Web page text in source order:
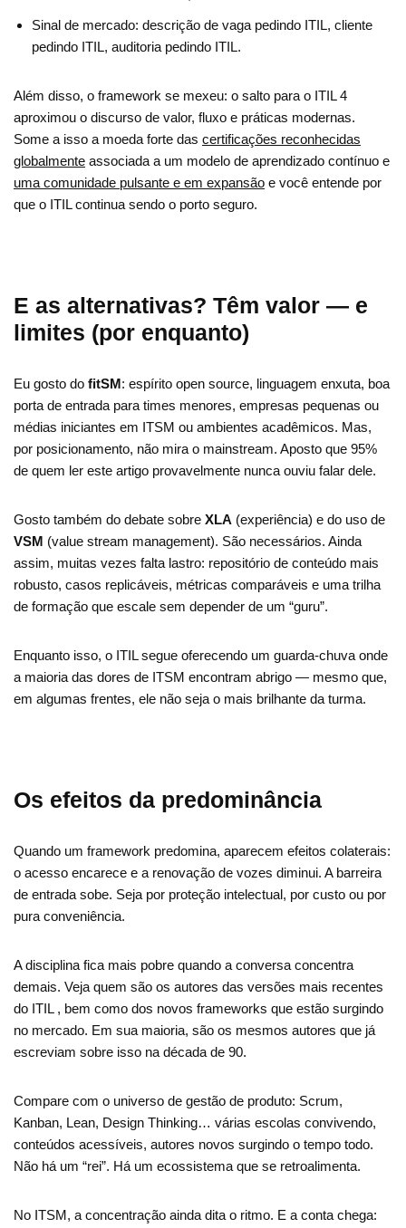
Sinal de mercado: descrição de vaga pedindo ITIL, cliente
pedindo ITIL, auditoria pedindo ITIL.
Além disso, o framework se mexeu: o salto para o ITIL 4
aproximou o discurso de valor, fluxo e práticas modernas.
Some a isso a moeda forte das certificações reconhecidas
globalmente associada a um modelo de aprendizado contínuo e
uma comunidade pulsante e em expansão e você entende por
que o ITIL continua sendo o porto seguro.
E as alternativas? Têm valor — e
limites (por enquanto)
Eu gosto do fitSM: espírito open source, linguagem enxuta, boa
porta de entrada para times menores, empresas pequenas ou
médias iniciantes em ITSM ou ambientes acadêmicos. Mas,
por posicionamento, não mira o mainstream. Aposto que 95%
de quem ler este artigo provavelmente nunca ouviu falar dele.
Gosto também do debate sobre XLA (experiência) e do uso de
VSM (value stream management). São necessários. Ainda
assim, muitas vezes falta lastro: repositório de conteúdo mais
robusto, casos replicáveis, métricas comparáveis e uma trilha
de formação que escale sem depender de um “guru”.
Enquanto isso, o ITIL segue oferecendo um guarda-chuva onde
a maioria das dores de ITSM encontram abrigo — mesmo que,
em algumas frentes, ele não seja o mais brilhante da turma.
Os efeitos da predominância
Quando um framework predomina, aparecem efeitos colaterais:
o acesso encarece e a renovação de vozes diminui. A barreira
de entrada sobe. Seja por proteção intelectual, por custo ou por
pura conveniência.
A disciplina fica mais pobre quando a conversa concentra
demais. Veja quem são os autores das versões mais recentes
do ITIL , bem como dos novos frameworks que estão surgindo
no mercado. Em sua maioria, são os mesmos autores que já
escreviam sobre isso na década de 90.
Compare com o universo de gestão de produto: Scrum,
Kanban, Lean, Design Thinking… várias escolas convivendo,
conteúdos acessíveis, autores novos surgindo o tempo todo.
Não há um “rei”. Há um ecossistema que se retroalimenta.
No ITSM, a concentração ainda dita o ritmo. E a conta chega: